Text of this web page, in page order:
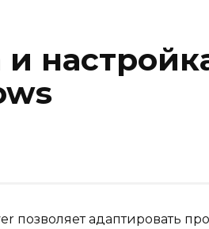
и
позволяет адаптировать